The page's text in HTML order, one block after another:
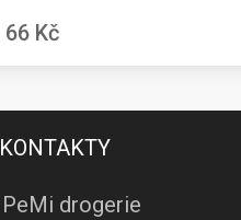
66 Kč
KONTAKTY
PeMi drogerie